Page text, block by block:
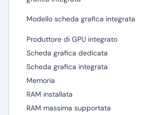
Modello scheda grafica integrata
Produttore di GPU integrato
Scheda grafica dedicata
Scheda grafica integrata
Memoria
RAM installata
RAM massima supportata